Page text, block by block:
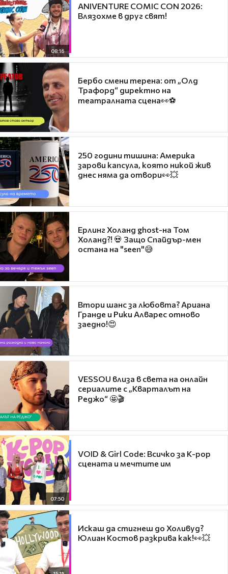
08:16
ANIVENTURE COMIC CON 2026:
Влязохме в друг свят!
Бербо смени терена: от „Олд
Трафорд“ директно на
театралната сцена👀⚽
250 години тишина: Америка
зарови капсула, която никой жив
днес няма да отвори👀💥
Ерлинг Холанд ghost-на Том
Холанд?! 💀 Защо Спайдър-мен
остана на "seen"😅
Втори шанс за любовта? Ариана
Гранде и Рики Алварес отново
заедно!😍
VESSOU влиза в света на онлайн
сериалите с „Кварталът на
Реджо“ 🤩🎬
07:50
VOID & Girl Code: Всичко за K-pop
сцената и мечтите им
Искаш да стигнеш до Холивуд?
Юлиан Костов разкрива как!👀💥